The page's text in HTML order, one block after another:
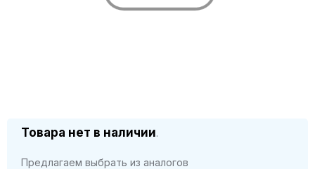
Товара нет в наличии.
Предлагаем выбрать из аналогов